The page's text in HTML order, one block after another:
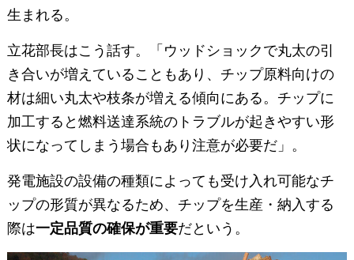
生まれる。
立花部長はこう話す。「ウッドショックで丸太の引
き合いが増えていることもあり、チップ原料向けの
材は細い丸太や枝条が増える傾向にある。チップに
加工すると燃料送達系統のトラブルが起きやすい形
状になってしまう場合もあり注意が必要だ」。
発電施設の設備の種類によっても受け入れ可能なチ
ップの形質が異なるため、チップを生産・納入する
際は一定品質の確保が重要だという。